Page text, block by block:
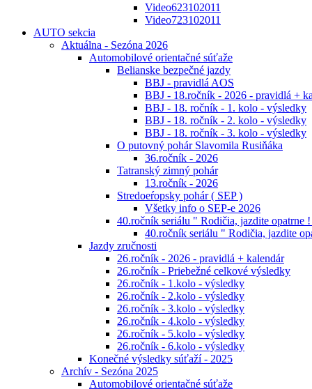
Video623102011
Video723102011
AUTO sekcia
Aktuálna - Sezóna 2026
Automobilové orientačné súťaže
Belianske bezpečné jazdy
BBJ - pravidlá AOS
BBJ - 18.ročník - 2026 - pravidlá +
BBJ - 18. ročník - 1. kolo - výsledky
BBJ - 18. ročník - 2. kolo - výsledky
BBJ - 18. ročník - 3. kolo - výsledky
O putovný pohár Slavomila Rusiňáka
36.ročník - 2026
Tatranský zimný pohár
13.ročník - 2026
Stredoeŕopsky pohár ( SEP )
Všetky info o SEP-e 2026
40.ročník seriálu " Rodičia, jazdite opatrne
40.ročník seriálu " Rodičia, jazdite
Jazdy zručnosti
26.ročník - 2026 - pravidlá + kalendár
26.ročník - Priebežné celkové výsledky
26.ročník - 1.kolo - výsledky
26.ročník - 2.kolo - výsledky
26.ročník - 3.kolo - výsledky
26.ročník - 4.kolo - výsledky
26.ročník - 5.kolo - výsledky
26.ročník - 6.kolo - výsledky
Konečné výsledky súťaží - 2025
Archív - Sezóna 2025
Automobilové orientačné súťaže